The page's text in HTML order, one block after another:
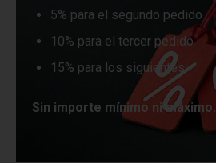
5% para el segundo pedido
10% para el tercer pedido
15% para los siguientes
Sin importe mínimo ni máximo.